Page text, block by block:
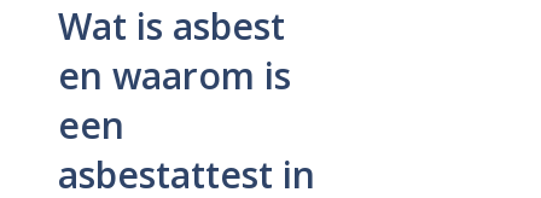
Wat is asbest
en waarom is
een
asbestattest in